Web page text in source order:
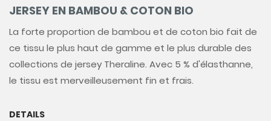
JERSEY EN BAMBOU & COTON BIO
La forte proportion de bambou et de coton bio fait de
ce tissu le plus haut de gamme et le plus durable des
collections de jersey Theraline. Avec 5 % d'élasthanne,
le tissu est merveilleusement fin et frais.
DETAILS